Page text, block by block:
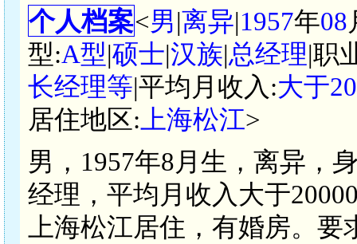
个人档案<男|离异|1957年08
型:A型|硕士|汉族|总经理|职
长经理等|平均月收入:大于
居住地区: 上海松江>
男，1957年8月生，离异，
经理，平均月收入大于
上海松江居住，有婚房。